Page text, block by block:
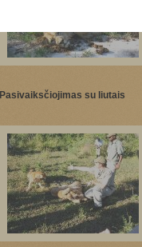
Pasivaiksčiojimas su liutais